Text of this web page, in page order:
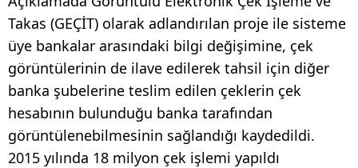
Takas (GEÇİT) olarak adlandırılan proje ile sisteme
üye bankalar arasındaki bilgi değişimine, çek
görüntülerinin de ilave edilerek tahsil için diğer
banka şubelerine teslim edilen çeklerin çek
hesabının bulunduğu banka tarafından
görüntülenebilmesinin sağlandığı kaydedildi.
2015 yılında 18 milyon çek işlemi yapıldı